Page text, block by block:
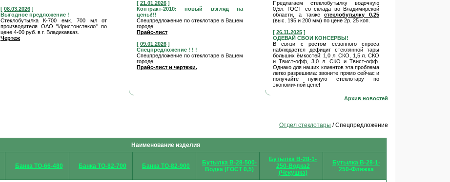
[ 08.03.2026 ]
Выгодное предложение !
Стеклобутылка К-700 емк. 700 мл от
производителя ОАО "Иристонстекло" по
цене 4-00 руб. в г. Владикавказ.
Чертеж
[ 21.01.2026 ]
Контракт-2010: новый взгляд на
цены!!!
Спецпредложение по стеклотаре в Вашем
городе!
Прайс-лист
[ 09.01.2026 ]
Спецпредложение ! ! !
Спецпредложение по стеклотаре в Вашем
городе!
Прайс-лист и чертежи.
Предлагаем стеклобутылку водочную
0,5л. ГОСТ со склада во Владимирской
области, а такжестеклобутылку 0,25
(выс. 195 и 200 мм) по цене 2р. 25 коп.
[ 26.11.2025 ]
ОДЕВАЙ СВОИ КОНСЕРВЫ!
В связи с ростом сезонного спроса
наблюдается дефицит стеклянной тары
больших ёмкостей: 1,0 л. СКО, 1,5 л. СКО
и Твист-офф, 3,0 л. СКО и Твист-офф.
Однако для наших клиентов эта проблема
легко разрешима: звоните прямо сейчас и
получайте нужную стеклотару по
экономичной цене!
Архив новостей
Отдел стеклотары / Спецпредложение
Наименование изделия
Банка ТО-66-480 Банка ТО-82-700 Банка ТО-82-900
Бутылка В-28-500-
Водка (ГОСТ 0,5)
Бутылка В-28-1-
250-Водка2
(Чекушка)
Бутылка В-28-1-
250-Фляжка